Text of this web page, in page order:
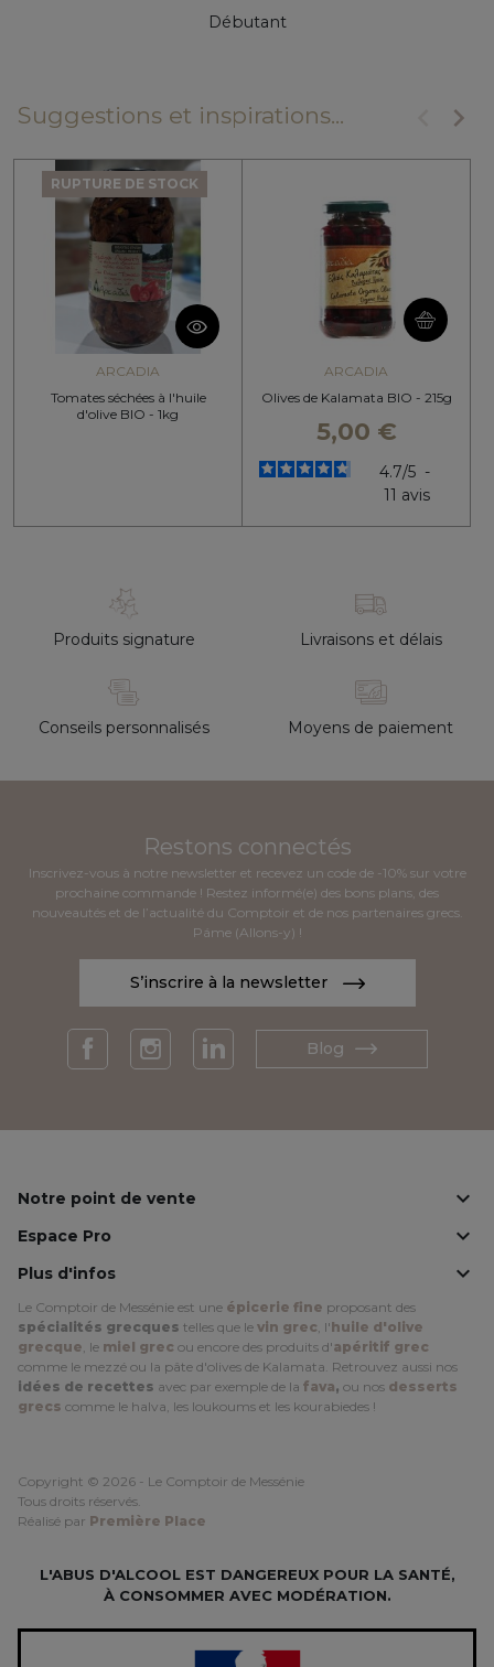
Débutant
Suggestions et inspirations... keyboard_arrow_right
RUPTURE DE STOCK
ARCADIA
Tomates séchées à l'huile
d'olive BIO - 1kg
ARCADIA
Olives de Kalamata BIO - 215g
5,00 €
4.7/5 -
11 avis
Produits signature Livraisons et délais
Conseils personnalisés Moyens de paiement
Restons connectés
Inscrivez-vous à notre newsletter et recevez un code de -10% sur votre
prochaine commande ! Restez informé(e) des bons plans, des
nouveautés et de l’actualité du Comptoir et de nos partenaires grecs.
Páme (Allons-y) !
S’inscrire à la newsletter
Blog
Notre point de vente 
Espace Pro 
Plus d'infos 
Le Comptoir de Messénie est une épicerie fine proposant des
spécialités grecques telles que le vin grec, l'huile d'olive
grecque, le miel grec ou encore des produits d'apéritif grec
comme le mezzé ou la pâte d'olives de Kalamata. Retrouvez aussi nos
idées de recettes avec par exemple de la fava, ou nos desserts
grecs comme le halva, les loukoums et les kourabiedes !
Copyright © 2026 - Le Comptoir de Messénie
Tous droits réservés.
Réalisé par Première Place
L'ABUS D'ALCOOL EST DANGEREUX POUR LA SANTÉ,
À CONSOMMER AVEC MODÉRATION.